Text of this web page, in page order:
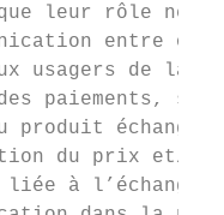
leur rôle ne
entre
usagers de la
paiements,
produit
du prix et/ou
à l’échange